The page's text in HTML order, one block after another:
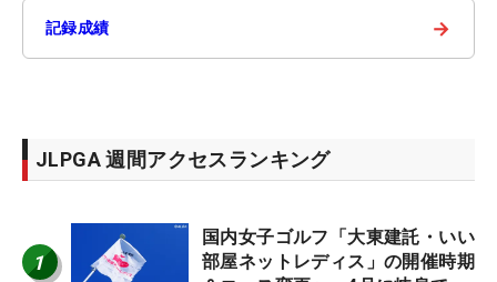
記録成績 →
JLPGA 週間アクセスランキング
1
国内女子ゴルフ「大東建託・いい
部屋ネットレディス」の開催時期